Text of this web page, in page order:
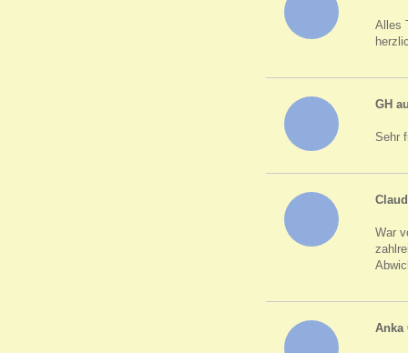
Alles
GH
Sehr
War
Anka